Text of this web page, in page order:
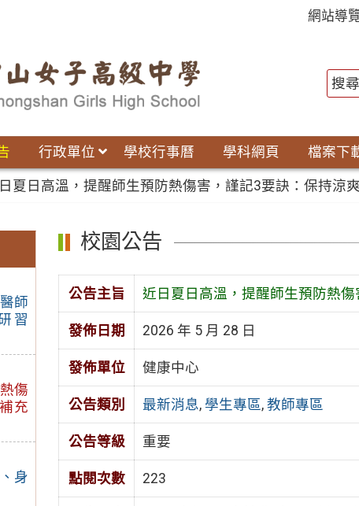
網站導
行政單位 學校行事曆 學科網頁 檔案下
夏日高溫，提醒師生預防熱傷害，謹記3要訣：保持涼
師
習
傷
充
身
校園公告
公告主旨 近日夏日高溫，提醒師生預防熱
發佈日期 2026 年 5 月 28 日
發佈單位 健康中心
公告類別 最新消息, 學生專區, 教師專區
公告等級 重要
點閱次數 223